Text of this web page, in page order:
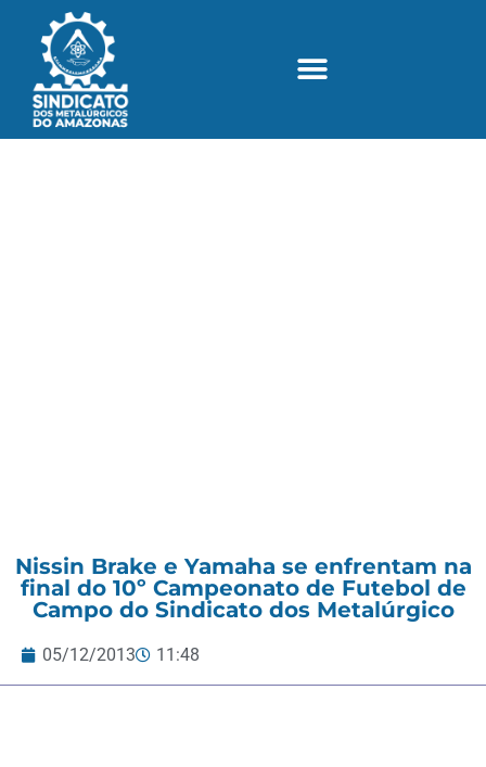
Nissin Brake e Yamaha se enfrentam na
final do 10º Campeonato de Futebol de
Campo do Sindicato dos Metalúrgico
05/12/2013 11:48